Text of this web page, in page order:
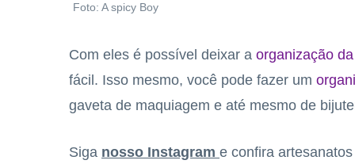
Foto: A spicy Boy
Com eles é possível deixar a organização
fácil. Isso mesmo, você pode fazer um
gaveta de maquiagem e até mesmo de
Siga nosso Instagram e confira